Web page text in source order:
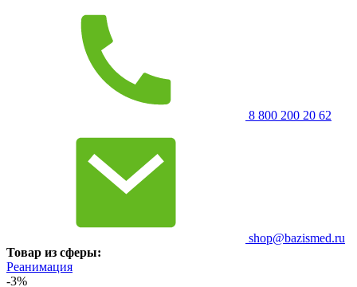
8 800 200 20 62
shop@bazismed.ru
Товар из сферы:
Реанимация
-3%